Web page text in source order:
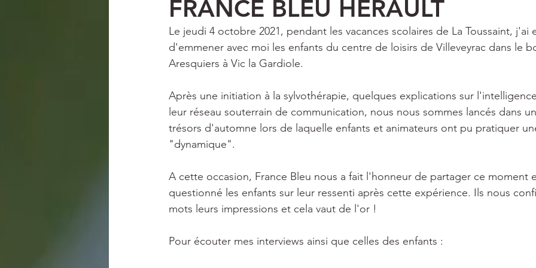
SECRET STORIES
FRANCE BLEU HERAULT
Le jeudi 4 octobre 2021, pendant les vacances scolaires de La Toussaint, j'ai
d'emmener avec moi les enfants du centre de loisirs de Villeveyrac dans le
Aresquiers à Vic la Gardiole.
Après une initiation à la sylvothérapie, quelques explications sur
leur réseau souterrain de communication, nous nous sommes lancés dans
trésors d'automne lors de laquelle enfants et animateurs ont pu pratiquer
"dynamique".
A cette occasion, France Bleu nous a fait l'honneur de partager ce moment
questionné les enfants sur leur ressenti après cette expérience. Ils nous
mots leurs impressions et cela vaut de l'or !
Pour écouter mes interviews ainsi que celles des enfants :